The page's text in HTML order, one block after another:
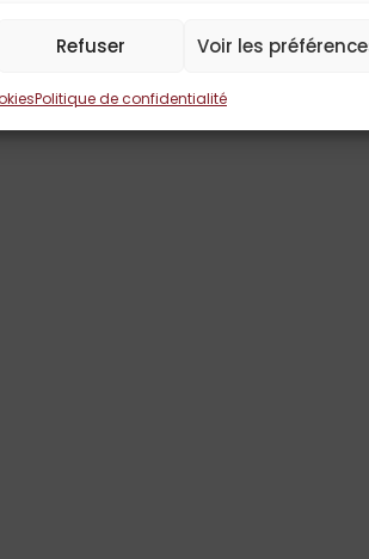
Refuser Voir les
Politique de confidentialité